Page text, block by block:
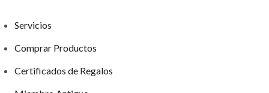
Servicios
Comprar Productos
Certificados de Regalos